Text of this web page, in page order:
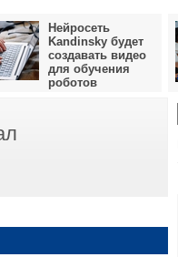
Нейросеть
Kandinsky будет
создавать видео
для обучения
роботов